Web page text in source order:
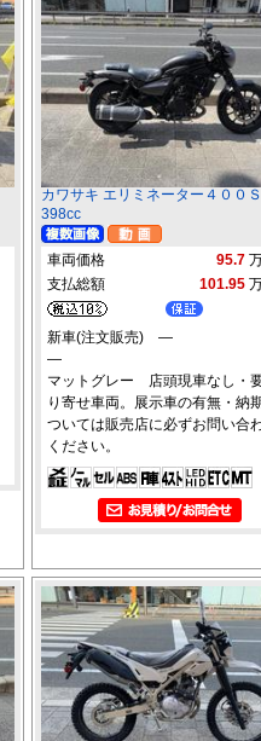
カワサキ エリミネーター４００
398cc
車両価格 95.7
支払総額
101.95
新車(注文販売) ―
―
マットグレー 店頭現車なし・
り寄せ車両。展示車の有無・納
ついては販売店に必ずお問い合
ください。